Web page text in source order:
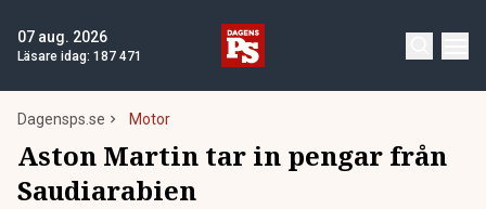
07 aug. 2026
Läsare idag: 187 471
Dagensps.se Motor
Aston Martin tar in pengar från
Saudiarabien